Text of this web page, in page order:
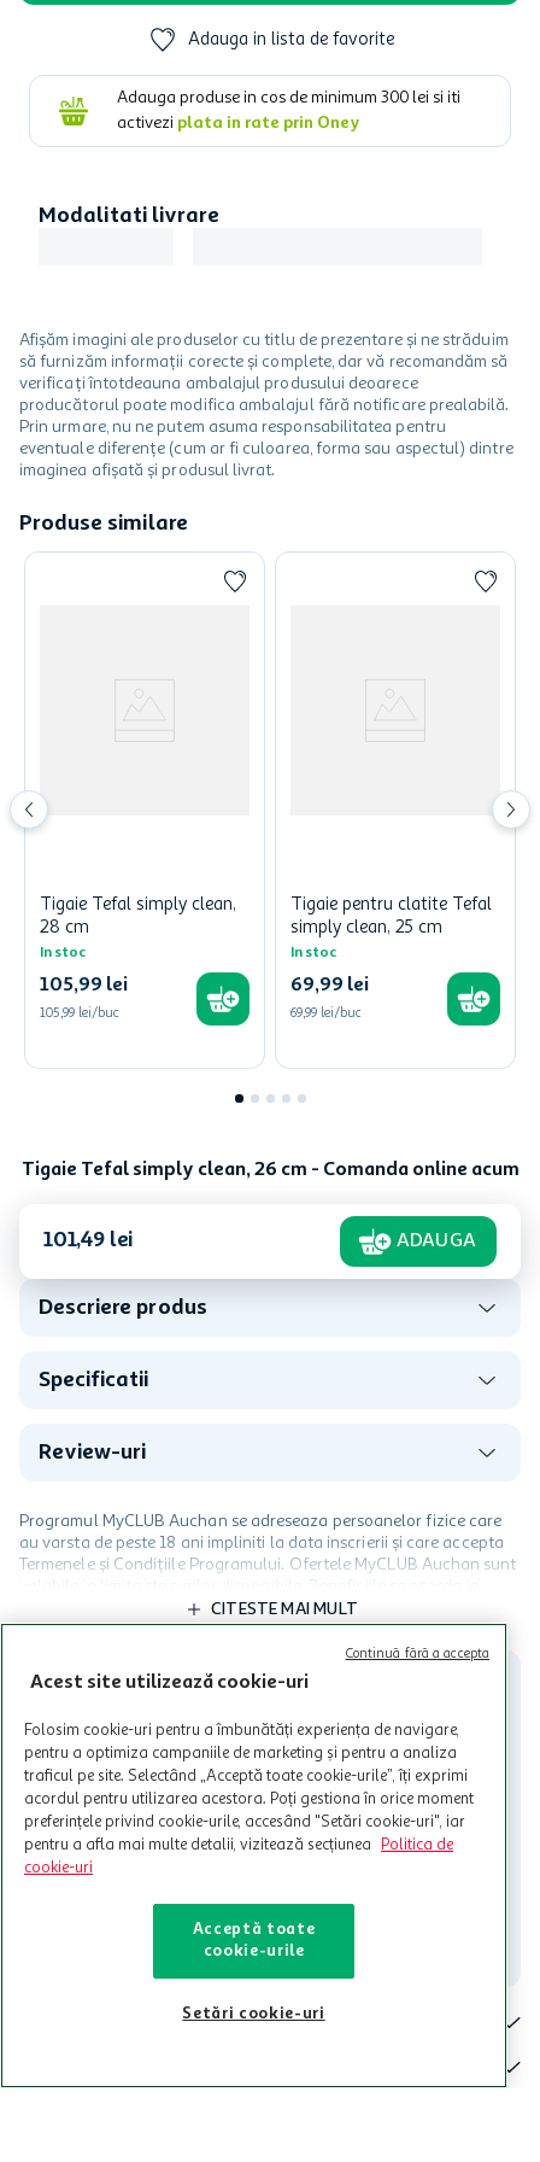
Adauga in lista de favorite
Adauga produse in cos de minimum 300 lei si iti
activezi plata in rate prin Oney
Modalitati livrare
Afișăm imagini ale produselor cu titlu de prezentare și ne străduim
să furnizăm informații corecte și complete, dar vă recomandăm să
verificați întotdeauna ambalajul produsului deoarece
producătorul poate modifica ambalajul fără notificare prealabilă.
Prin urmare, nu ne putem asuma responsabilitatea pentru
eventuale diferențe (cum ar fi culoarea, forma sau aspectul) dintre
imaginea afișată și produsul livrat.
Produse similare
Tigaie Tefal simply clean,
28 cm
In stoc
105,99 lei
105,99 lei/buc
Tigaie pentru clatite Tefal
simply clean, 25 cm
In stoc
69,99 lei
69,99 lei/buc
Tigaie Tefal simply clean, 26 cm - Comanda online acum
101,49 lei ADAUGA
Descriere produs
Specificatii
Review-uri
Programul MyCLUB Auchan se adreseaza persoanelor fizice care
au varsta de peste 18 ani impliniti la data inscrierii și care accepta
Termenele și Condițiile Programului. Ofertele MyCLUB Auchan sunt
valabile in limita stocurilor disponibile. Beneficiile se acorda in
limita a 12 unitati / card client o singura data in perioada promotiei.
Cardul poate fi utilizat doar in legatura cu magazinele Auchan
participante și pentru acțiuni promotionale indicate de Auchan si
nu poate fi utilizat in legatura cu alti comercianți sau pentru alte
care aceste este suspendat sau in perioada in care sunt efectuate
intretineri sau reparatii tehnice la sistemul de utilizarea al Cardului.
CITESTE MAI MULT
Contacteaza-ne!
Iti stam mereu la dispozitie.
Contact
Acest site utilizează cookie-uri
Folosim cookie-uri pentru a îmbunătăți experiența de navigare,
pentru a optimiza campaniile de marketing și pentru a analiza
traficul pe site. Selectând „Acceptă toate cookie-urile”, îți exprimi
acordul pentru utilizarea acestora. Poți gestiona în orice moment
preferințele privind cookie-urile, accesând "Setări cookie-uri", iar
pentru a afla mai multe detalii, vizitează secțiunea
Politica de
cookie-uri
Acceptă toate
cookie-urile
Setări cookie-uri
Continuă fără a accepta